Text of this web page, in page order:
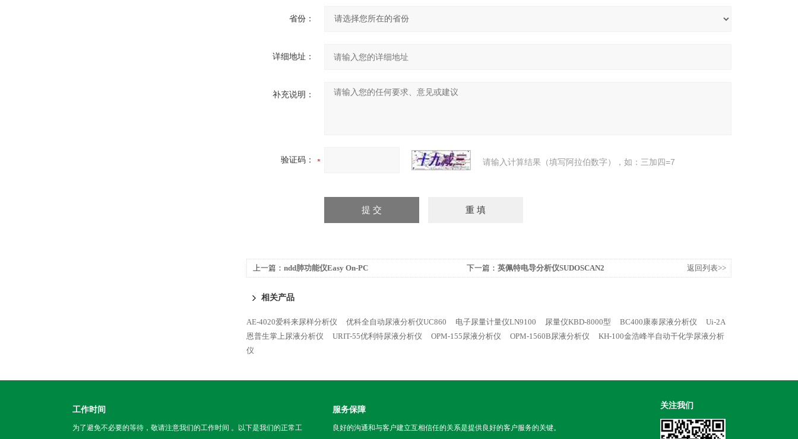
省份：
详细地址：
补充说明：
验证码： 请输入计算结果（填写阿拉伯数字），如：三加四=7
上一篇： ndd肺功能仪Easy On-PC 下一篇： 英佩特电导分析仪SUDOSCAN2 返回列表>>
相关产品
AE-4020爱科来尿样分析仪 优科全自动尿液分析仪UC860 电子尿量计量仪LN9100 尿量仪KBD-8000型 BC400康泰尿液分析仪
Ui-2A
恩普生掌上尿液分析仪
URIT-55优利特尿液分析仪 OPM-155尿液分析仪 OPM-1560B尿液分析仪
KH-100金浩峰半自动干化学尿液分析
仪
工作时间
为了避免不必要的等待，敬请注意我们的工作时间 。以下是我们的正常工
服务保障
良好的沟通和与客户建立互相信任的关系是提供良好的客户服务的关键。
关注我们